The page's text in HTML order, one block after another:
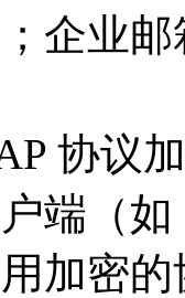
企业
协议
端（
加密